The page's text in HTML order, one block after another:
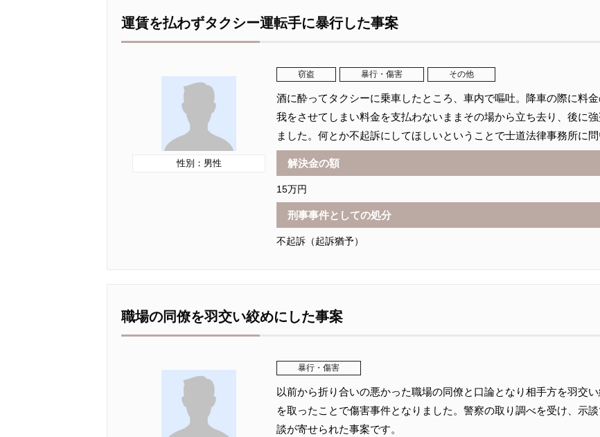
運賃を払わずタクシー運転手に暴行した事案
性別：男性
窃盗 暴行・傷害 その他
酒に酔ってタクシーに乗車したところ、車内で嘔吐。降車の際に料
我をさせてしまい料金を支払わないままその場から立ち去り、後に
ました。何とか不起訴にしてほしいということで士道法律事務所に
解決金の額
15万円
刑事事件としての処分
不起訴（起訴猶予）
職場の同僚を羽交い絞めにした事案
暴行・傷害
以前から折り合いの悪かった職場の同僚と口論となり相手方を羽交
を取ったことで傷害事件となりました。警察の取り調べを受け、示
談が寄せられた事案です。